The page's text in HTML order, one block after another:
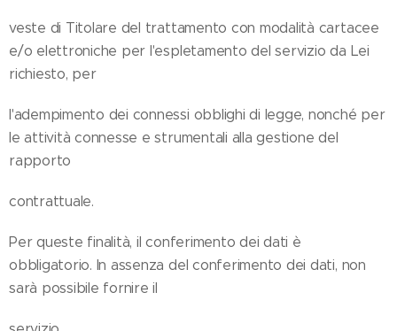
veste di Titolare del trattamento con modalità cartacee
e/o elettroniche per l'espletamento del servizio da Lei
richiesto, per
l'adempimento dei connessi obblighi di legge, nonché per
le attività connesse e strumentali alla gestione del
rapporto
contrattuale.
Per queste finalità, il conferimento dei dati è
obbligatorio. In assenza del conferimento dei dati, non
sarà possibile fornire il